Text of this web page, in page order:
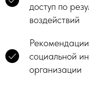
доступ по
воздействий
социальной
организации